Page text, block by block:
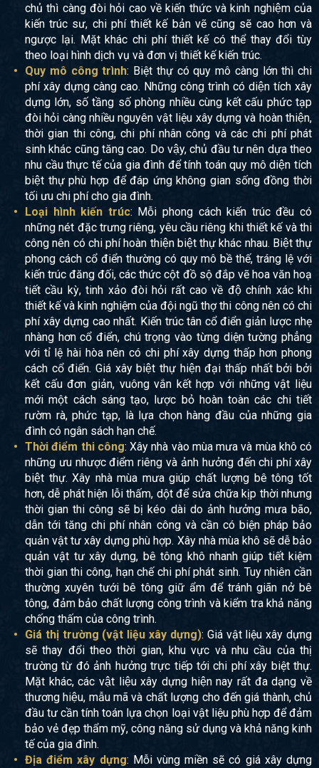
chủ thì càng đòi hỏi cao về kiến thức và kinh nghiệm của
kiến trúc sư, chi phí thiết kế bản vẽ cũng sẽ cao hơn và
ngược lại. Mặt khác chi phí thiết kế có thể thay đổi tùy
theo loại hình dịch vụ và đơn vị thiết kế kiến trúc.
Quy mô công trình: Biệt thự có quy mô càng lớn thì chi
phí xây dựng càng cao. Những công trình có diện tích xây
dựng lớn, số tầng số phòng nhiều cùng kết cấu phức tạp
đòi hỏi càng nhiều nguyên vật liệu xây dựng và hoàn thiện,
thời gian thi công, chi phí nhân công và các chi phí phát
sinh khác cũng tăng cao. Do vậy, chủ đầu tư nên dựa theo
nhu cầu thực tế của gia đình để tính toán quy mô diện tích
biệt thự phù hợp để đáp ứng không gian sống đồng thời
tối ưu chi phí cho gia đình.
Loại hình kiến trúc: Mỗi phong cách kiến trúc đều có
những nét đặc trưng riêng, yêu cầu riêng khi thiết kế và thi
công nên có chi phí hoàn thiện biệt thự khác nhau. Biệt thự
phong cách cổ điển thường có quy mô bề thế, tráng lệ với
kiến trúc đăng đối, các thức cột đồ sộ đắp vẽ hoa văn hoạ
tiết cầu kỳ, tinh xảo đòi hỏi rất cao về độ chính xác khi
thiết kế và kinh nghiệm của đội ngũ thợ thi công nên có chi
phí xây dựng cao nhất. Kiến trúc tân cổ điển giản lược nhẹ
nhàng hơn cổ điển, chú trọng vào từng diện tường phẳng
với tỉ lệ hài hòa nên có chi phí xây dựng thấp hơn phong
cách cổ điển. Giá xây biệt thự hiện đại thấp nhất bởi bởi
kết cấu đơn giản, vuông vắn kết hợp với những vật liệu
mới một cách sáng tạo, lược bỏ hoàn toàn các chi tiết
rườm rà, phức tạp, là lựa chọn hàng đầu của những gia
đình có ngân sách hạn chế.
Thời điểm thi công: Xây nhà vào mùa mưa và mùa khô có
những ưu nhược điểm riêng và ảnh hưởng đến chi phí xây
biệt thự. Xây nhà mùa mưa giúp chất lượng bê tông tốt
hơn, dễ phát hiện lỗi thấm, dột để sửa chữa kịp thời nhưng
thời gian thi công sẽ bị kéo dài do ảnh hưởng mưa bão,
dẫn tới tăng chi phí nhân công và cần có biện pháp bảo
quản vật tư xây dựng phù hợp. Xây nhà mùa khô sẽ dễ bảo
quản vật tư xây dựng, bê tông khô nhanh giúp tiết kiệm
thời gian thi công, hạn chế chi phí phát sinh. Tuy nhiên cần
thường xuyên tưới bê tông giữ ẩm để tránh giãn nở bê
tông, đảm bảo chất lượng công trình và kiểm tra khả năng
chống thấm của công trình.
Giá thị trường (vật liệu xây dựng): Giá vật liệu xây dựng
sẽ thay đổi theo thời gian, khu vực và nhu cầu của thị
trường từ đó ảnh hưởng trực tiếp tới chi phí xây biệt thự.
Mặt khác, các vật liệu xây dựng hiện nay rất đa dạng về
thương hiệu, mẫu mã và chất lượng cho đến giá thành, chủ
đầu tư cần tính toán lựa chọn loại vật liệu phù hợp để đảm
bảo vẻ đẹp thẩm mỹ, công năng sử dụng và khả năng kinh
tế của gia đình.
Địa điểm xây dựng: Mỗi vùng miền sẽ có giá xây dựng